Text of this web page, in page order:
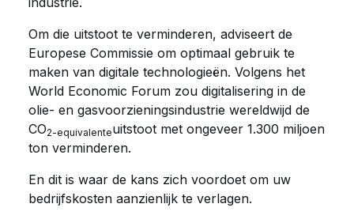
Om die uitstoot te verminderen, adviseert de
Europese Commissie om optimaal gebruik te
maken van digitale technologieën. Volgens het
World Economic Forum zou digitalisering in de
olie- en gasvoorzieningsindustrie wereldwijd de
CO2-equivalenteuitstoot met ongeveer 1.300 miljoen
ton verminderen.
En dit is waar de kans zich voordoet om uw
bedrijfskosten aanzienlijk te verlagen.